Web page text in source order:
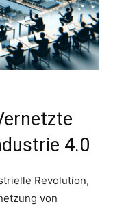
4.0
Revolution,
von